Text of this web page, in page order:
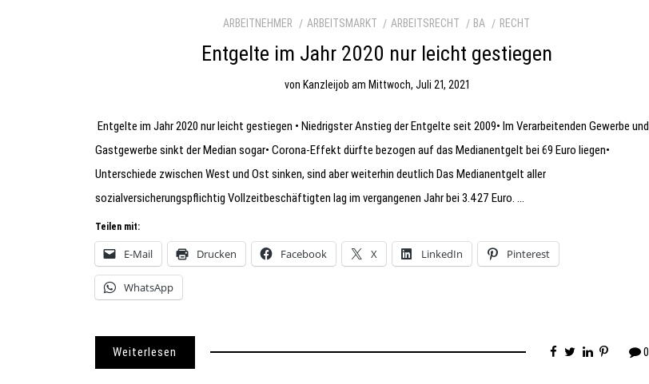
ARBEITNEHMER ARBEITSMARKT ARBEITSRECHT BA RECHT
Entgelte im Jahr 2020 nur leicht gestiegen
von Kanzleijob am Mittwoch, Juli 21, 2021
Entgelte im Jahr 2020 nur leicht gestiegen • Niedrigster Anstieg der Entgelte seit 2009• Im Verarbeitenden Gewerbe und
Gastgewerbe sinkt der Median sogar• Corona-Effekt dürfte bezogen auf das Medianentgelt bei 69 Euro liegen•
Unterschiede zwischen West und Ost sinken, sind aber weiterhin deutlich Das Medianentgelt aller
sozialversicherungspflichtig Vollzeitbeschäftigten lag im vergangenen Jahr bei 3.427 Euro. …
Teilen mit:
E-Mail Drucken Facebook X LinkedIn Pinterest
WhatsApp
Weiterlesen 0